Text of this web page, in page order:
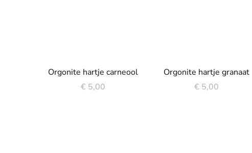
Orgonite hartje carneool
€ 5,00
Orgonite hartje granaat
€ 5,00